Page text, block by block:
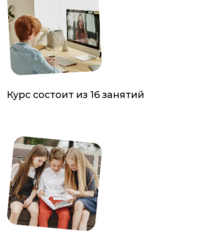
Смотреть расписание
в нашем Telegram-канале
Вопросы, предложения?Напишите
Публичная офертаиПолитика
конфиденциальности
И подпишитесь на нас
TelegramиInstagram!